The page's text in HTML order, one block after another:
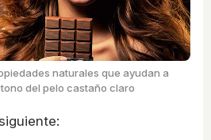
naturales que ayudan a
del pelo castaño claro